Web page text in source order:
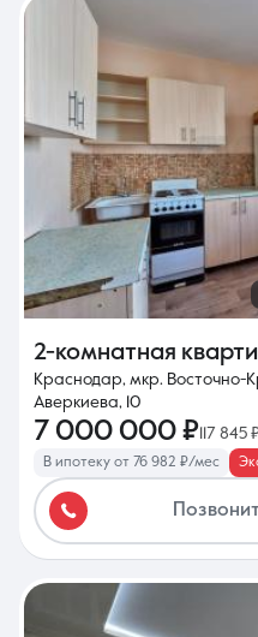
2-комнатная
Краснодар, мкр. Восточно-
Аверкиева, 10
7 000 000 ₽117 845
В ипотеку от 76 982 ₽/мес